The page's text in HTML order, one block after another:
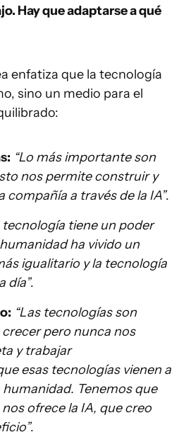
Hay que adaptarse a qué
enfatiza que la tecnología
sino un medio para el
“Lo más importante son
nos permite construir y
a través de la IA”.
tecnología tiene un poder
ha vivido un
igualitario y la tecnología
día”.
“Las tecnologías son
pero nunca nos
y trabajar
esas tecnologías vienen a
Tenemos que
ofrece la IA, que creo
.